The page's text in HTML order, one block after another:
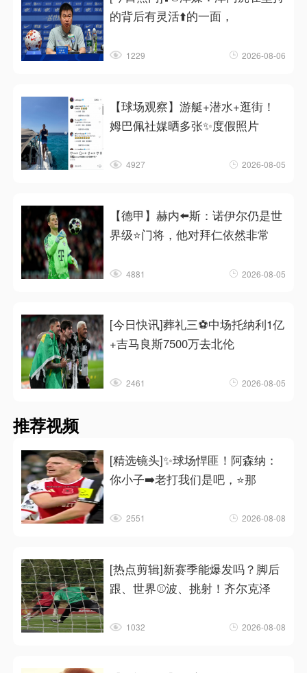
的背后有灵活⬆️的一面，
1229 2026-08-06
【球场观察】游艇+潜水+逛街！
姆巴佩社媒晒多张✨度假照片
4927 2026-08-05
【德甲】赫内⬅️斯：诺伊尔仍是世
界级⭐门将，他对拜仁依然非常
4881 2026-08-05
[今日快讯]葬礼三⚽中场托纳利1亿
+吉马良斯7500万去北伦
2461 2026-08-05
推荐视频
[精选镜头]✨球场悍匪！阿森纳：
你小子➡️老打我们是吧，⭐那
2551 2026-08-08
[热点剪辑]新赛季能爆发吗？脚后
跟、世界⚾波、挑射！齐尔克泽
1032 2026-08-08